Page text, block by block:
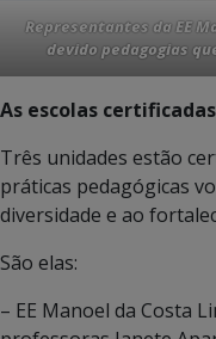
Representantes da EE
devido pedagogias
As escolas certificadas
Três unidades estão
práticas pedagógicas
diversidade e ao
São elas:
– EE Manoel da Costa